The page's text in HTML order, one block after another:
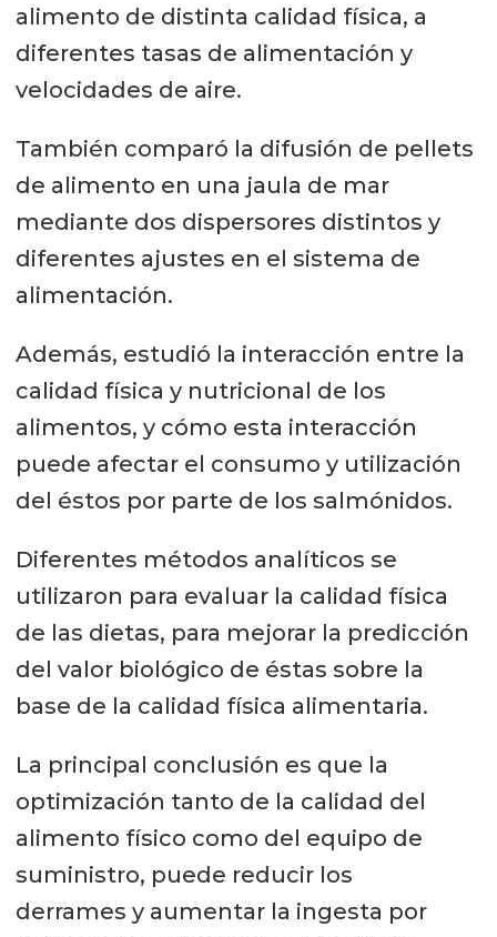
alimento de distinta calidad física, a
diferentes tasas de alimentación y
velocidades de aire.
También comparó la difusión de pellets
de alimento en una jaula de mar
mediante dos dispersores distintos y
diferentes ajustes en el sistema de
alimentación.
Además, estudió la interacción entre la
calidad física y nutricional de los
alimentos, y cómo esta interacción
puede afectar el consumo y utilización
del éstos por parte de los salmónidos.
Diferentes métodos analíticos se
utilizaron para evaluar la calidad física
de las dietas, para mejorar la predicción
del valor biológico de éstas sobre la
base de la calidad física alimentaria.
La principal conclusión es que la
optimización tanto de la calidad del
alimento físico como del equipo de
suministro, puede reducir los
derrames y aumentar la ingesta por